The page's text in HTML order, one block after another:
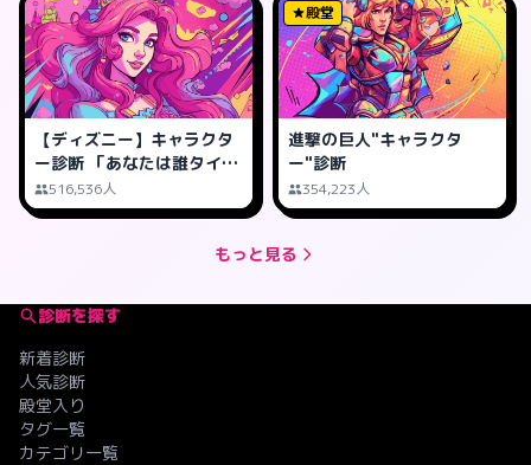
【ディズニー】キャラクタ
ー診断 「あなたは誰タイ
プ?」
516,536人
殿堂
進撃の巨人"キャラクタ
ー"診断
354,223人
もっと見る
診断を探す
新着診断
人気診断
殿堂入り
タグ一覧
カテゴリ一覧